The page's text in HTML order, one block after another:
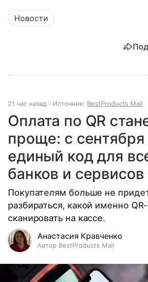
Новости
21 час назад Источник: BestProducts Mail
Оплата по QR
проще: с сентября
единый код для
банков и сервисов
Покупателям больше не
разбираться, какой именно
сканировать на кассе.
Анастасия Кравченко
Автор BestProducts Mail